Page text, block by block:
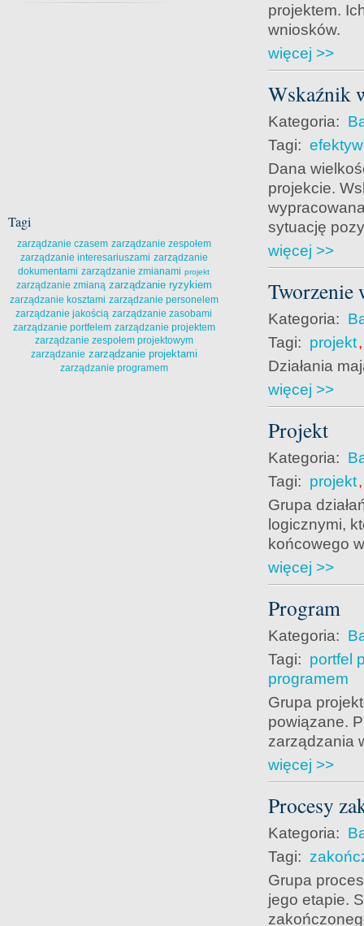
Tagi
zarządzanie czasem zarządzanie zespołem
zarządzanie interesariuszami zarządzanie
dokumentami zarządzanie zmianami projekt
zarządzanie zmianą zarządzanie ryzykiem
zarządzanie kosztami zarządzanie personelem
zarządzanie jakością zarządzanie zasobami
zarządzanie portfelem zarządzanie projektem
zarządzanie zespołem projektowym
zarządzanie zarządzanie projektami
zarządzanie programem
projektem.
wniosków.
więcej >>
Wskaźnik
Kategoria:
Tagi:
Dana
projekcie.
sytuację
więcej >>
Tworzenie
Kategoria:
Tagi: projekt
Działania
więcej >>
Projekt
Kategoria:
Tagi: projekt
Grupa
logicznymi,
końcowego
więcej >>
Program
Kategoria:
Tagi: portfel
programem
Grupa
powiązane.
zarządzania
więcej >>
Procesy
Kategoria:
Tagi:
Grupa
jego etapie.